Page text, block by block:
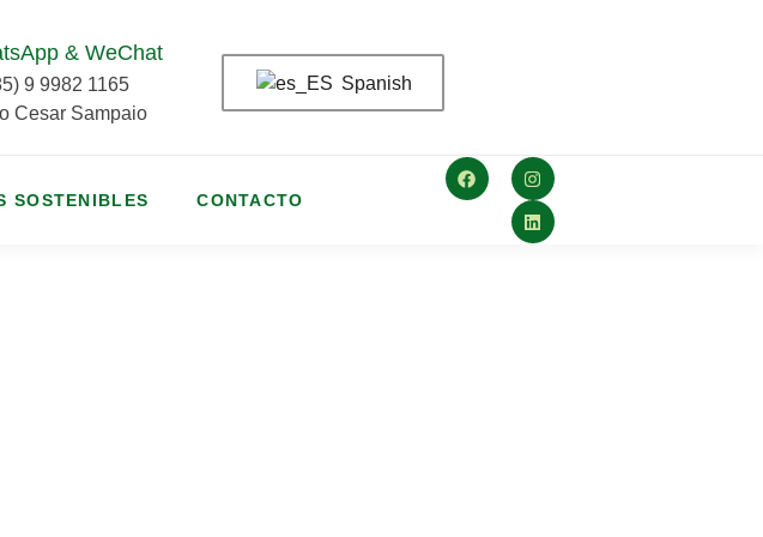
& WeChat
9 9982 1165
Cesar Sampaio
Spanish
SOSTENIBLES CONTACTO